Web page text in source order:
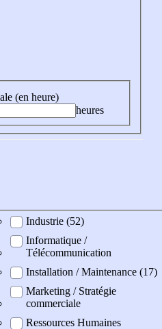
(en heure)
heures
Industrie (52)
Informatique /
Télécommunication
Installation / Maintenance (17)
Marketing / Stratégie
commerciale
Ressources Humaines